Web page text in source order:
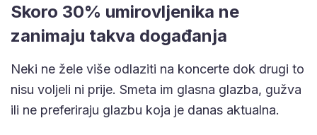
Skoro 30% umirovljenika ne
zanimaju takva događanja
Neki ne žele više odlaziti na koncerte dok drugi to
nisu voljeli ni prije. Smeta im glasna glazba, gužva
ili ne preferiraju glazbu koja je danas aktualna.